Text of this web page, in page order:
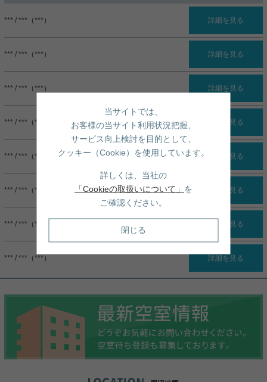
*** / ***（***） 詳細を見る
*** / ***（***） 詳細を見る
*** / ***（***） 詳細を見る
*** / ***（***） 詳細を見る
*** / ***（***） 詳細を見る
*** / ***（***） 詳細を見る
*** / ***（***） 詳細を見る
*** / ***（***） 詳細を見る
当サイトでは、
お客様の当サイト利用状況把握、
サービス向上検討を目的として、
クッキー（Cookie）を使用しています。
詳しくは、当社の
「Cookieの取扱いについて」 を
ご確認ください。
閉じる